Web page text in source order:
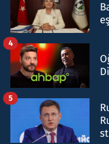
4
5